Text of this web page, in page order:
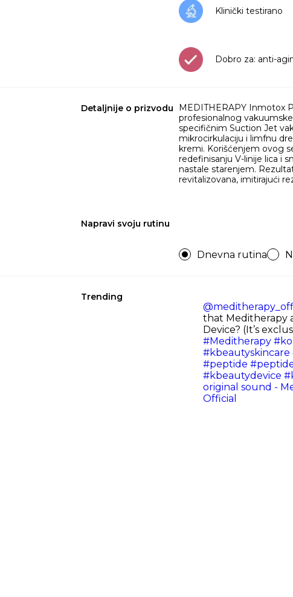
Klinički testirano
Dobro za: anti-
Detaljnije o prizvodu
MEDITHERAPY Inmotox
profesionalnog
specifičnim Suction Jet
mikrocirkulaciju i limfnu
kremi. Korišćenjem ovog
redefinisanju V-linije lica i
nastale starenjem.
revitalizovana, imitirajući
Napravi svoju rutinu
Dnevna rutina
Trending
that Meditherapy
Device? (It’s
#Meditherapy
#kbeautyskincare
#peptide
#kbeautydevice
original sound -
Official